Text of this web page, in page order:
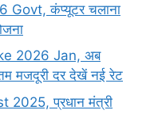
कंप्यूटर चलाना
2026 Jan, अब
मजदूरी दर देखें नई रेट
प्रधान मंत्री